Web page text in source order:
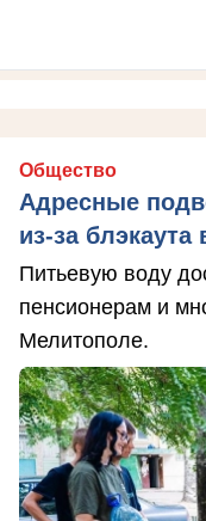
Общество
Адресные
из-за
Питьевую воду
пенсионерам и
Мелитополе.